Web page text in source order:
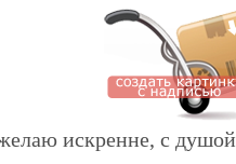
искренне, с душой